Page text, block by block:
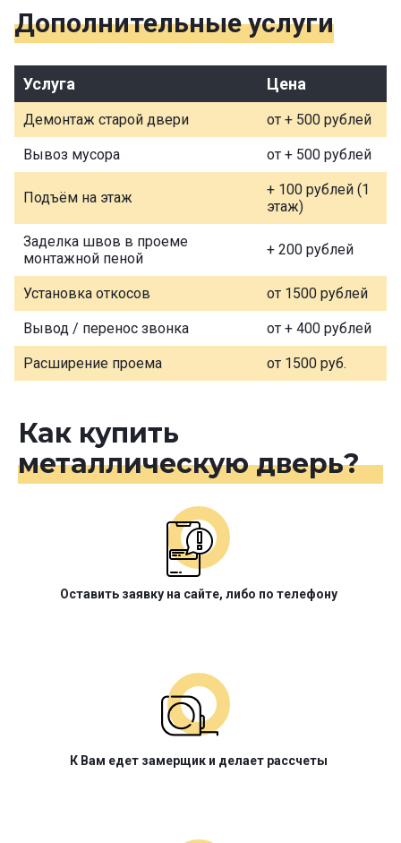
Дополнительные услуги
Услуга Цена
Демонтаж старой двери от + 500 рублей
Вывоз мусора от + 500 рублей
Подъём на этаж
+ 100 рублей (1
этаж)
Заделка швов в проеме
монтажной пеной
+ 200 рублей
Установка откосов от 1500 рублей
Вывод / перенос звонка от + 400 рублей
Расширение проема от 1500 руб.
Как купить
металлическую дверь?
Оставить заявку на сайте, либо по телефону
К Вам едет замерщик и делает рассчеты